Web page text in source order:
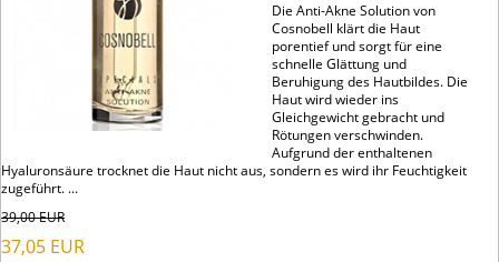
Die Anti-Akne Solution von
Cosnobell klärt die Haut
porentief und sorgt für eine
schnelle Glättung und
Beruhigung des Hautbildes. Die
Haut wird wieder ins
Gleichgewicht gebracht und
Rötungen verschwinden.
Aufgrund der enthaltenen
Hyaluronsäure trocknet die Haut nicht aus, sondern es wird ihr Feuchtigkeit
zugeführt. ...
39,00EUR
37,05 EUR